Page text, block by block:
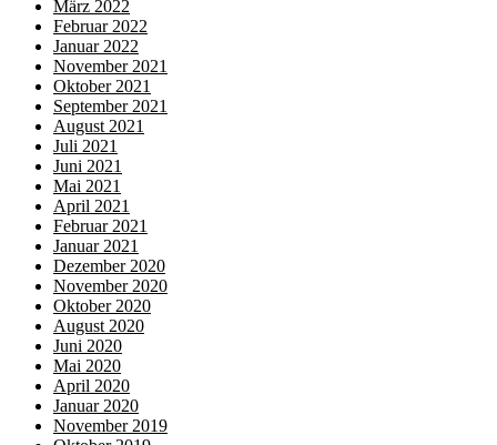
März 2022
Februar 2022
Januar 2022
November 2021
Oktober 2021
September 2021
August 2021
Juli 2021
Juni 2021
Mai 2021
April 2021
Februar 2021
Januar 2021
Dezember 2020
November 2020
Oktober 2020
August 2020
Juni 2020
Mai 2020
April 2020
Januar 2020
November 2019